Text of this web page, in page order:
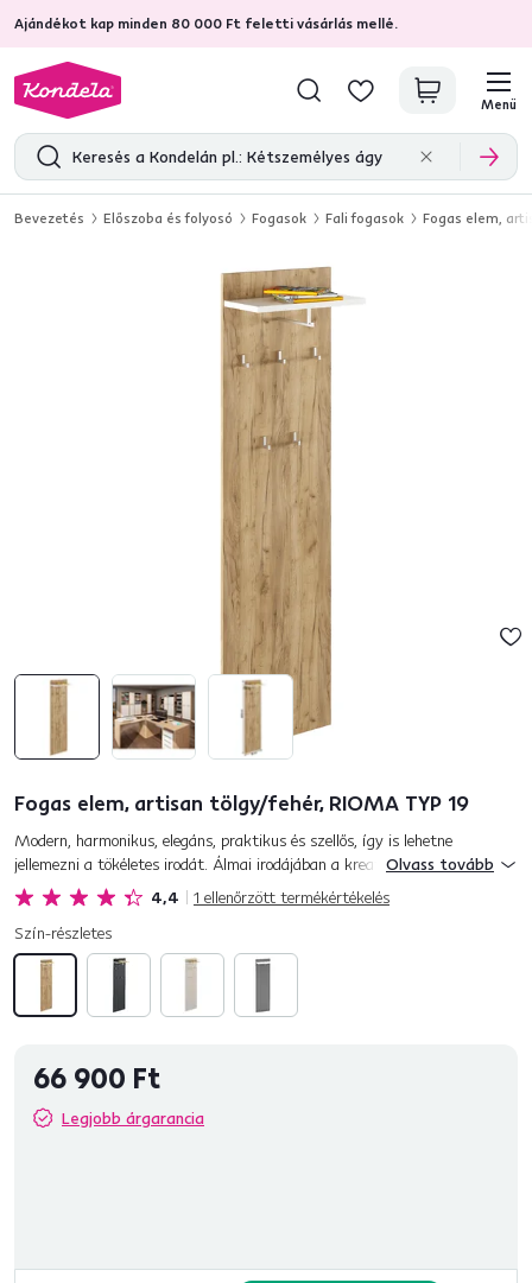
Ajándékot kap minden 80 000 Ft feletti vásárlás mellé.
4,7 31 211 ellenőrzött termékértékelések
Menü
Bevezetés Előszoba és folyosó Fogasok Fali fogasok Fogas elem,
Fogas elem, artisan tölgy/fehér, RIOMA TYP 19
4,4 1 ellenőrzött termékértékelés
Modern, harmonikus, elegáns, praktikus és szellős, így is lehetne
jellemezni a tökéletes irodát. Álmai irodájában a kreativitás és
effektivitás atmoszférája uralkodik. Bemutatjuk Önnek a RIOMA
eleme...
Olvass tovább
Szín-részletes
66 900 Ft
Legjobb árgarancia